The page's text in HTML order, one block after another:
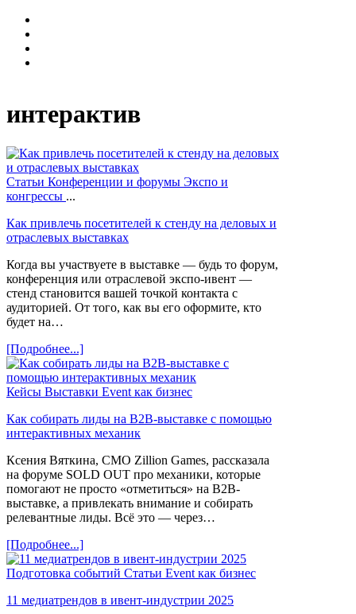
интерактив
Статьи Конференции и форумы Экспо и
конгрессы ...
Как привлечь посетителей к стенду на деловых и
отраслевых выставках
Когда вы участвуете в выставке — будь то форум,
конференция или отраслевой экспо-ивент —
стенд становится вашей точкой контакта с
аудиторией. От того, как вы его оформите, кто
будет на…
[Подробнее...]
Кейсы Выставки Event как бизнес
Как собирать лиды на B2B-выставке с помощью
интерактивных механик
Ксения Вяткина, CMO Zillion Games, рассказала
на форуме SOLD OUT про механики, которые
помогают не просто «отметиться» на B2B-
выставке, а привлекать внимание и собирать
релевантные лиды. Всё это — через…
[Подробнее...]
Подготовка событий Статьи Event как бизнес
11 медиатрендов в ивент-индустрии 2025